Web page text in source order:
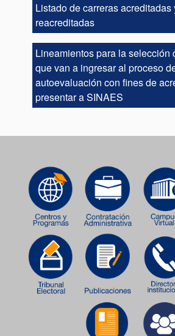
Listado de carreras acreditadas
reacreditadas
Lineamientos para la selección
que van a ingresar al proceso
autoevaluación con fines de
presentar a SINAES